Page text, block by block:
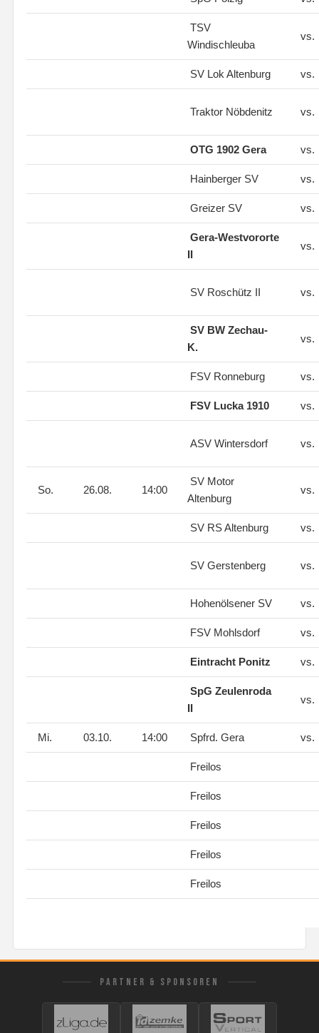
TSV
Windischleuba
vs.
SV Lok Altenburg vs.
Traktor Nöbdenitz vs.
OTG 1902 Gera vs.
Hainberger SV vs.
Greizer SV vs.
Gera-Westvororte
II
vs.
SV Roschütz II vs.
SV BW Zechau-
K.
vs.
FSV Ronneburg vs.
FSV Lucka 1910 vs.
ASV Wintersdorf vs.
So. 26.08. 14:00
SV Motor
Altenburg
vs.
SV RS Altenburg vs.
SV Gerstenberg vs.
Hohenölsener SV vs.
FSV Mohlsdorf vs.
Eintracht Ponitz vs.
SpG Zeulenroda
II
vs.
Mi. 03.10. 14:00 Spfrd. Gera vs.
Freilos
Freilos
Freilos
Freilos
Freilos
PARTNER & SPONSOREN